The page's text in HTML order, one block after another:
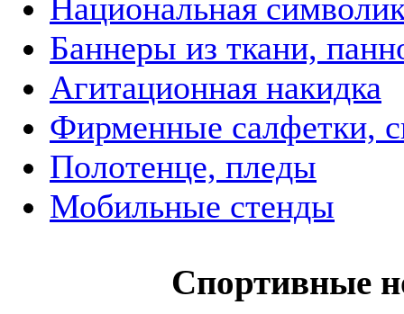
Национальная
Баннеры из ткани,
Агитационная накидка
Фирменные салфетки,
Полотенце, пледы
Мобильные стенды
Спортивные